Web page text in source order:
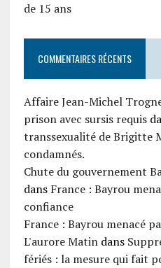
de 15 ans
COMMENTAIRES RÉCENTS
Affaire Jean-Michel
prison avec sursis requis
transsexualité de Brigitte
condamnés.
Chute du gouvernement
dans France : Bayrou
confiance
France : Bayrou menacé
L'aurore Matindans
fériés : la mesure qui fait